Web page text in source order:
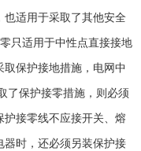
适用于采取了其他安全
只适用于中性点直接接地
保护接地措施，电网中
了保护接零措施，则必须
接零线不应接开关、熔
时，还必须另装保护接